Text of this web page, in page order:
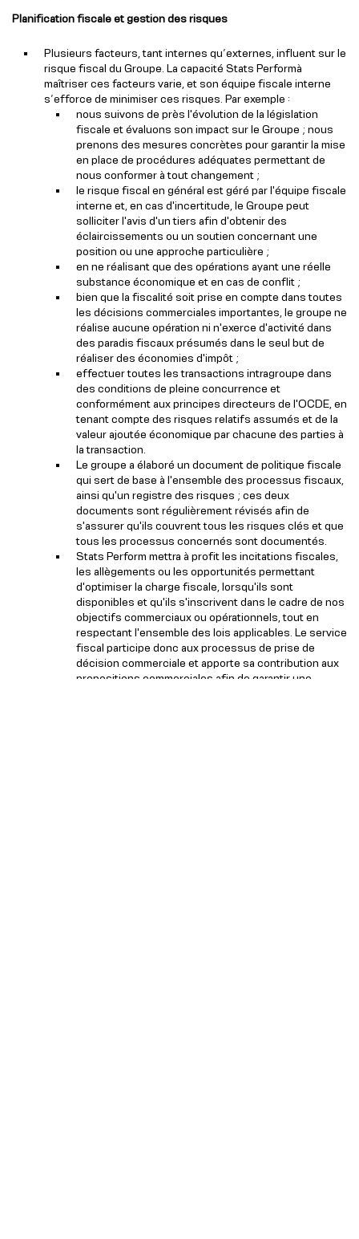
Planification fiscale et gestion des risques
Plusieurs facteurs, tant internes qu’externes, influent sur le
risque fiscal du Groupe. La capacité Stats Performà
maîtriser ces facteurs varie, et son équipe fiscale interne
s’efforce de minimiser ces risques. Par exemple :
nous suivons de près l'évolution de la législation
fiscale et évaluons son impact sur le Groupe ; nous
prenons des mesures concrètes pour garantir la mise
en place de procédures adéquates permettant de
nous conformer à tout changement ;
le risque fiscal en général est géré par l'équipe fiscale
interne et, en cas d'incertitude, le Groupe peut
solliciter l'avis d'un tiers afin d'obtenir des
éclaircissements ou un soutien concernant une
position ou une approche particulière ;
en ne réalisant que des opérations ayant une réelle
substance économique et en cas de conflit ;
bien que la fiscalité soit prise en compte dans toutes
les décisions commerciales importantes, le groupe ne
réalise aucune opération ni n'exerce d'activité dans
des paradis fiscaux présumés dans le seul but de
réaliser des économies d'impôt ;
effectuer toutes les transactions intragroupe dans
des conditions de pleine concurrence et
conformément aux principes directeurs de l'OCDE, en
tenant compte des risques relatifs assumés et de la
valeur ajoutée économique par chacune des parties à
la transaction.
Le groupe a élaboré un document de politique fiscale
qui sert de base à l'ensemble des processus fiscaux,
ainsi qu'un registre des risques ; ces deux
documents sont régulièrement révisés afin de
s'assurer qu'ils couvrent tous les risques clés et que
tous les processus concernés sont documentés.
Stats Perform mettra à profit les incitations fiscales,
les allègements ou les opportunités permettant
d'optimiser la charge fiscale, lorsqu'ils sont
disponibles et qu'ils s'inscrivent dans le cadre de nos
objectifs commerciaux ou opérationnels, tout en
respectant l'ensemble des lois applicables. Le service
fiscal participe donc aux processus de prise de
décision commerciale et apporte sa contribution aux
propositions commerciales afin de garantir une